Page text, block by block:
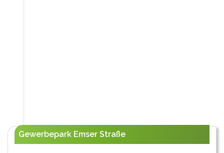
Gewerbepark Emser Straße